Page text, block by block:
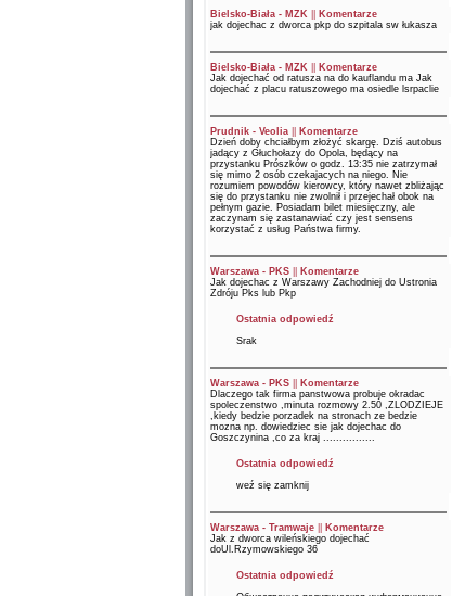
Bielsko-Biała - MZK||
Komentarze
jak dojechac z dworca pkp do szpitala sw łukasza
Bielsko-Biała - MZK||
Komentarze
Jak dojechać od ratusza na do kauflandu ma Jak
dojechać z placu ratuszowego ma osiedle lsrpaclie
Prudnik - Veolia||
Komentarze
Dzień doby chciałbym złożyć skargę. Dziś autobus
jadący z Głuchołazy do Opola, będący na
przystanku Prószków o godz. 13:35 nie zatrzymał
się mimo 2 osób czekajacych na niego. Nie
rozumiem powodów kierowcy, który nawet zbliżając
się do przystanku nie zwolnił i przejechał obok na
pełnym gazie. Posiadam bilet miesięczny, ale
zaczynam się zastanawiać czy jest sensens
korzystać z usług Państwa firmy.
Warszawa - PKS||
Komentarze
Jak dojechac z Warszawy Zachodniej do Ustronia
Zdróju Pks lub Pkp
Ostatnia odpowiedź
Srak
Warszawa - PKS||
Komentarze
Dlaczego tak firma panstwowa probuje okradac
spoleczenstwo ,minuta rozmowy 2.50 ,ZLODZIEJE
,kiedy bedzie porzadek na stronach ze bedzie
mozna np. dowiedziec sie jak dojechac do
Goszczynina ,co za kraj ................
Ostatnia odpowiedź
weź się zamknij
Warszawa - Tramwaje||
Komentarze
Jak z dworca wileńskiego dojechać
doUl.Rzymowskiego 36
Ostatnia odpowiedź